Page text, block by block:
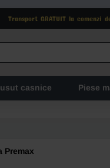
Transport GRATUIT la
casnice Piese
Premax